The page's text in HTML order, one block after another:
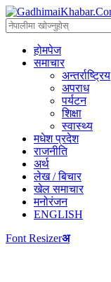
होमपेज
समाचार
अन्तर्राष्ट्रिय
अपराध
पर्यटन
शिक्षा
स्वास्थ्य
मधेश प्रदेश
राजनीति
अर्थ
लेख / बिचार
खेल समाचार
मनोरंजन
ENGLISH
Font Resizerअ